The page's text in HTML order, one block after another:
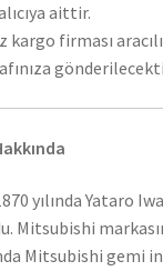
aittir.
firması
yılında Yataro
Mitsubishi
Mitsubishi gemi